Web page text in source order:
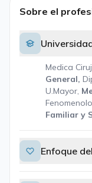
Sobre el
Medica
General,
U.Mayor,
Familiar y
Enfoque